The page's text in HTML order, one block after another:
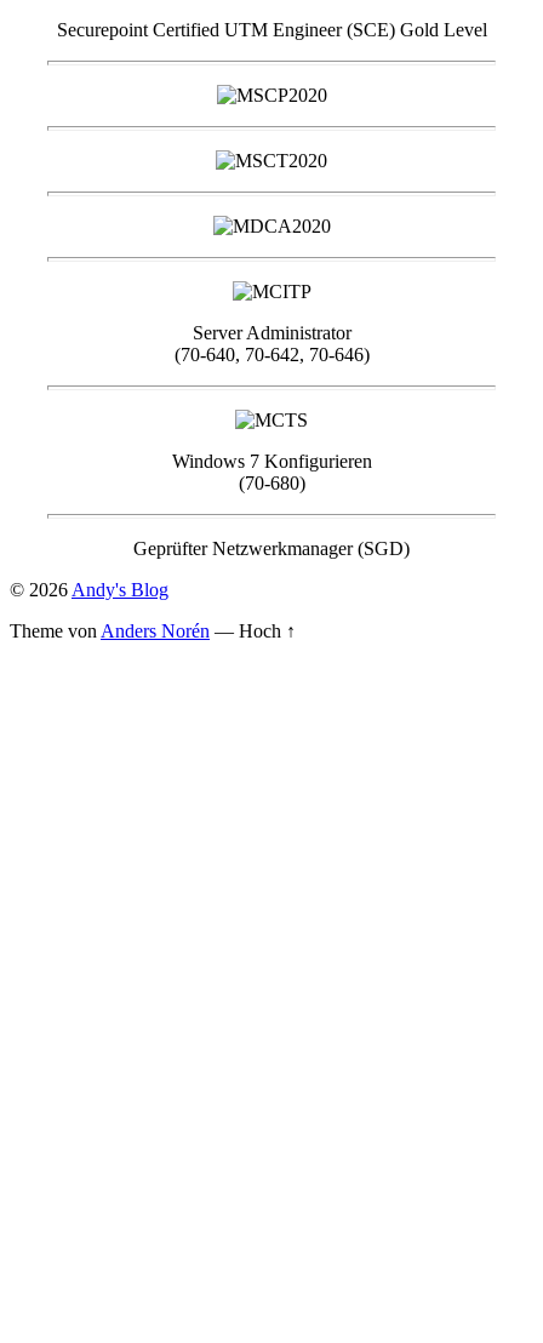
Securepoint Certified UTM Engineer (SCE) Gold Level
Server Administrator
(70-640, 70-642, 70-646)
Windows 7 Konfigurieren
(70-680)
Geprüfter Netzwerkmanager (SGD)
© 2026 Andy's Blog
Theme von Anders Norén — Hoch ↑